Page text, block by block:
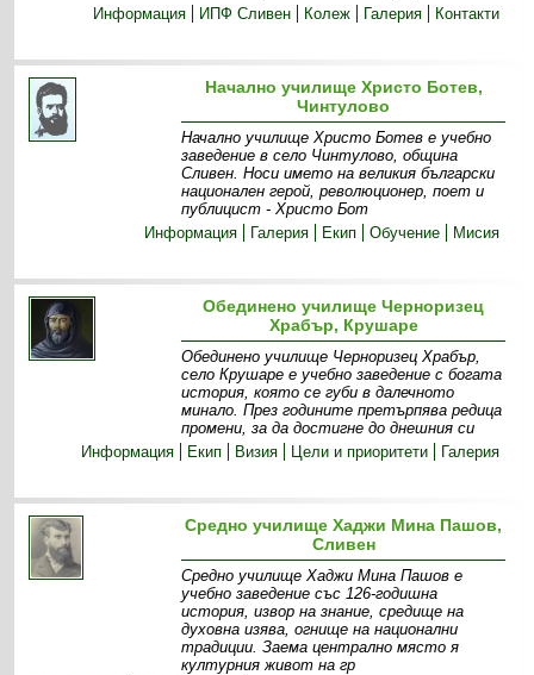
Информация
ИПФ Сливен Колеж Галерия Контакти
Начално училище Христо Ботев,
Чинтулово
Начално училище Христо Ботев е учебно
заведение в село Чинтулово, община
Сливен. Носи името на великия български
национален герой, революционер, поет и
публицист - Христо Бот
Информация
Галерия Екип Обучение Мисия
Обединено училище Черноризец
Храбър, Крушаре
Обединено училище Черноризец Храбър,
село Крушаре е учебно заведение с богата
история, която се губи в далечното
минало. През годините претърпява редица
промени, за да достигне до днешния си
Информация
Екип Визия Цели и приоритети Галерия
Средно училище Хаджи Мина Пашов,
Сливен
Средно училище Хаджи Мина Пашов е
учебно заведение със 126-годишна
история, извор на знание, средище на
духовна изява, огнище на национални
традиции. Заема централно място я
културния живот на гр